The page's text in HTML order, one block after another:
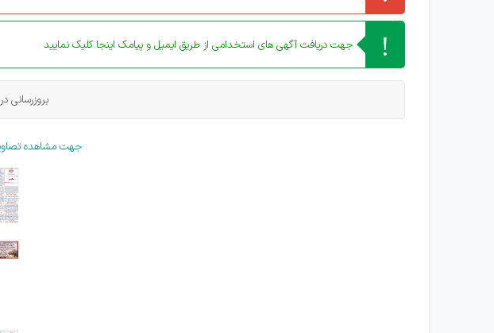
جهت دریافت آگهی های استخدامی از طریق ایمیل و پیامک اینجا کلیک نمایید
بروزرسانی در تاریخ 5 آذر
جهت مشاهده